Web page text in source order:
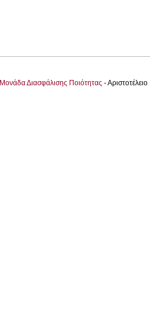
Μονάδα Διασφάλισης Ποιότητας -